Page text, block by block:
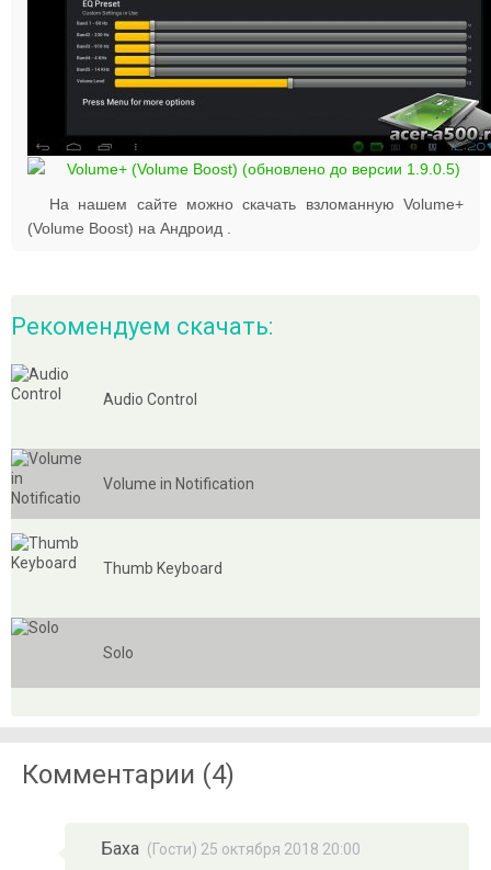
На нашем сайте можно скачать взломанную Volume+
(Volume Boost) на Андроид .
Рекомендуем скачать:
Audio Control
Volume in Notification
Thumb Keyboard
Solo
Комментарии (4)
Баха (Гости) 25 октября 2018 20:00